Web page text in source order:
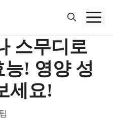
스무디로
능! 영양 성
세요!